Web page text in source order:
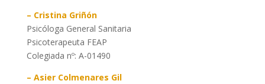
– Cristina Griñón
Psicóloga General Sanitaria
Psicoterapeuta FEAP
Colegiada nº: A-01490
– Asier Colmenares Gil